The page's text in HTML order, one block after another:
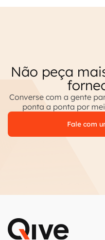
Não peça
Converse com a gente
ponta a ponta por
Fale com